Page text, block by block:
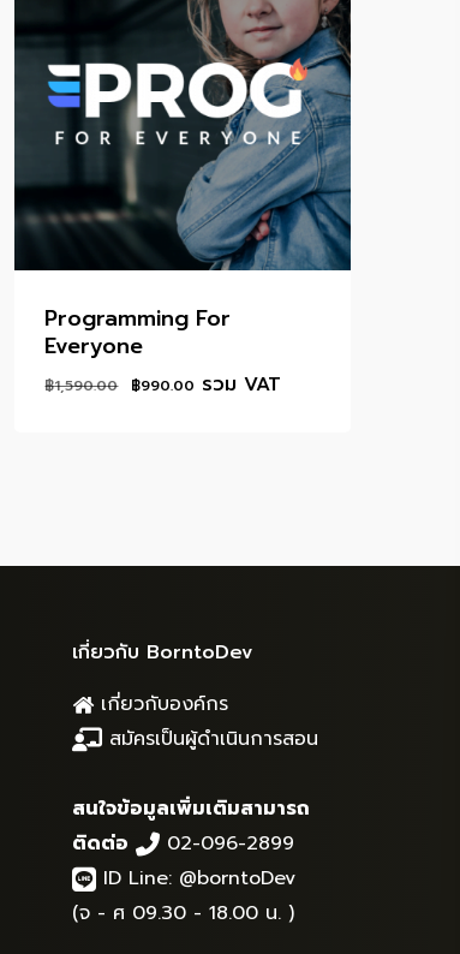
Programming For
Everyone
฿1,590.00
Original
฿990.00 Current
รวม VAT
เกี่ยวกับ BorntoDev
เกี่ยวกับองค์กร
สมัครเป็นผู้ดำเนินการสอน
สนใจข้อมูลเพิ่มเติมสามารถ
ติดต่อ
02-096-2899
ID Line: @borntoDev
(จ - ศ 09.30 - 18.00 น. )